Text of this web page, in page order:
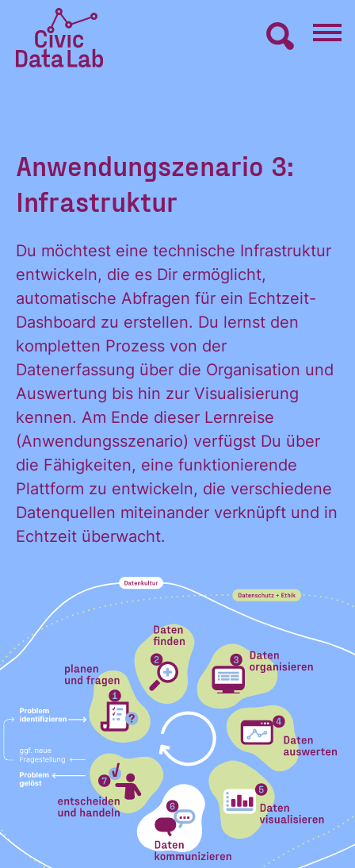
Inhalt
springen
LERNEN
MACHEN
BLOG
ÜBER UNS
KONTAKT
Anwendungszenario 3:
Infrastruktur
Du möchtest eine technische Infrastruktur
entwickeln, die es Dir ermöglicht,
automatische Abfragen für ein Echtzeit-
Dashboard zu erstellen. Du lernst den
kompletten Prozess von der
Datenerfassung über die Organisation und
Auswertung bis hin zur Visualisierung
kennen. Am Ende dieser Lernreise
(Anwendungsszenario) verfügst Du über
die Fähigkeiten, eine funktionierende
Plattform zu entwickeln, die verschiedene
Datenquellen miteinander verknüpft und in
Echtzeit überwacht.